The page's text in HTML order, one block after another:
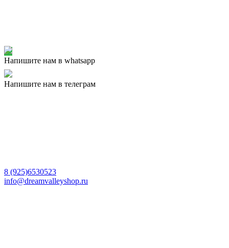
Напишите нам в whatsapp
Напишите нам в телеграм
8 (925)6530523
info@dreamvalleyshop.ru